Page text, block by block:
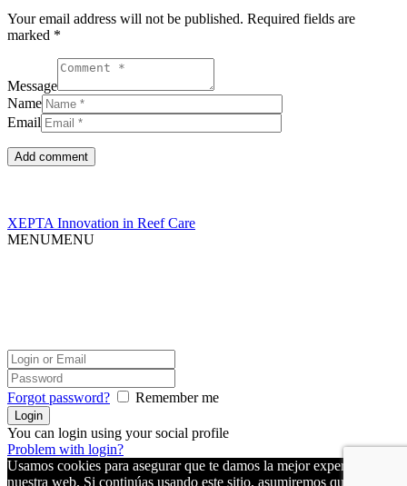
Your email address will not be published. Required fields are
marked *
Message
Name
Email
XEPTA Innovation in Reef Care
MENUMENU
Forgot password? Remember me
You can login using your social profile
Problem with login?
Usamos cookies para asegurar que te damos la mejor experiencia en
nuestra web. Si continúas usando este sitio, asumiremos que estás de